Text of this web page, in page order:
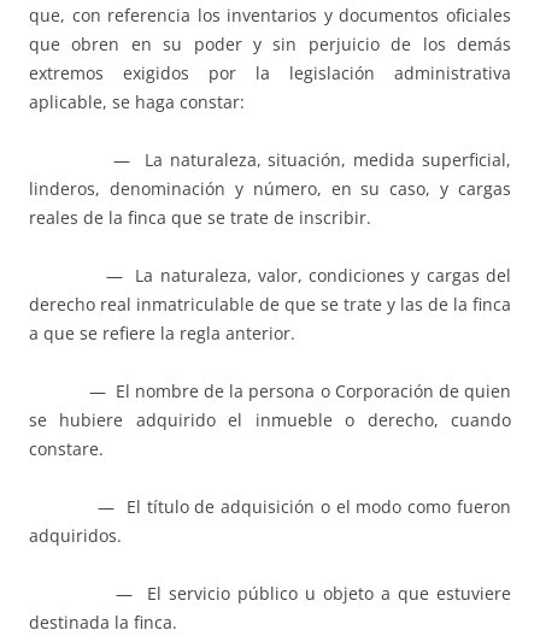
que, con referencia los inventarios y documentos oficiales
que obren en su poder y sin perjuicio de los demás
extremos exigidos por la legislación administrativa
aplicable, se haga constar:
— La naturaleza, situación, medida superficial,
linderos, denominación y número, en su caso, y cargas
reales de la finca que se trate de inscribir.
— La naturaleza, valor, condiciones y cargas del
derecho real inmatriculable de que se trate y las de la finca
a que se refiere la regla anterior.
— El nombre de la persona o Corporación de quien
se hubiere adquirido el inmueble o derecho, cuando
constare.
— El título de adquisición o el modo como fueron
adquiridos.
— El servicio público u objeto a que estuviere
destinada la finca.